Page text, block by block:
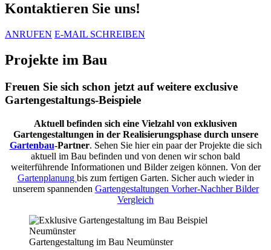
Kontaktieren Sie uns!
ANRUFEN E-MAIL SCHREIBEN
Projekte im Bau
Freuen Sie sich schon jetzt auf weitere exclusive
Gartengestaltungs-Beispiele
Aktuell befinden sich eine Vielzahl von exklusiven
Gartengestaltungen in der Realisierungsphase durch unsere
Gartenbau-Partner. Sehen Sie hier ein paar der Projekte die sich
aktuell im Bau befinden und von denen wir schon bald
weiterführende Informationen und Bilder zeigen können. Von der
Gartenplanung bis zum fertigen Garten. Sicher auch wieder in
unserem spannenden Gartengestaltungen Vorher-Nachher Bilder
Vergleich
Gartengestaltung im Bau Neumünster